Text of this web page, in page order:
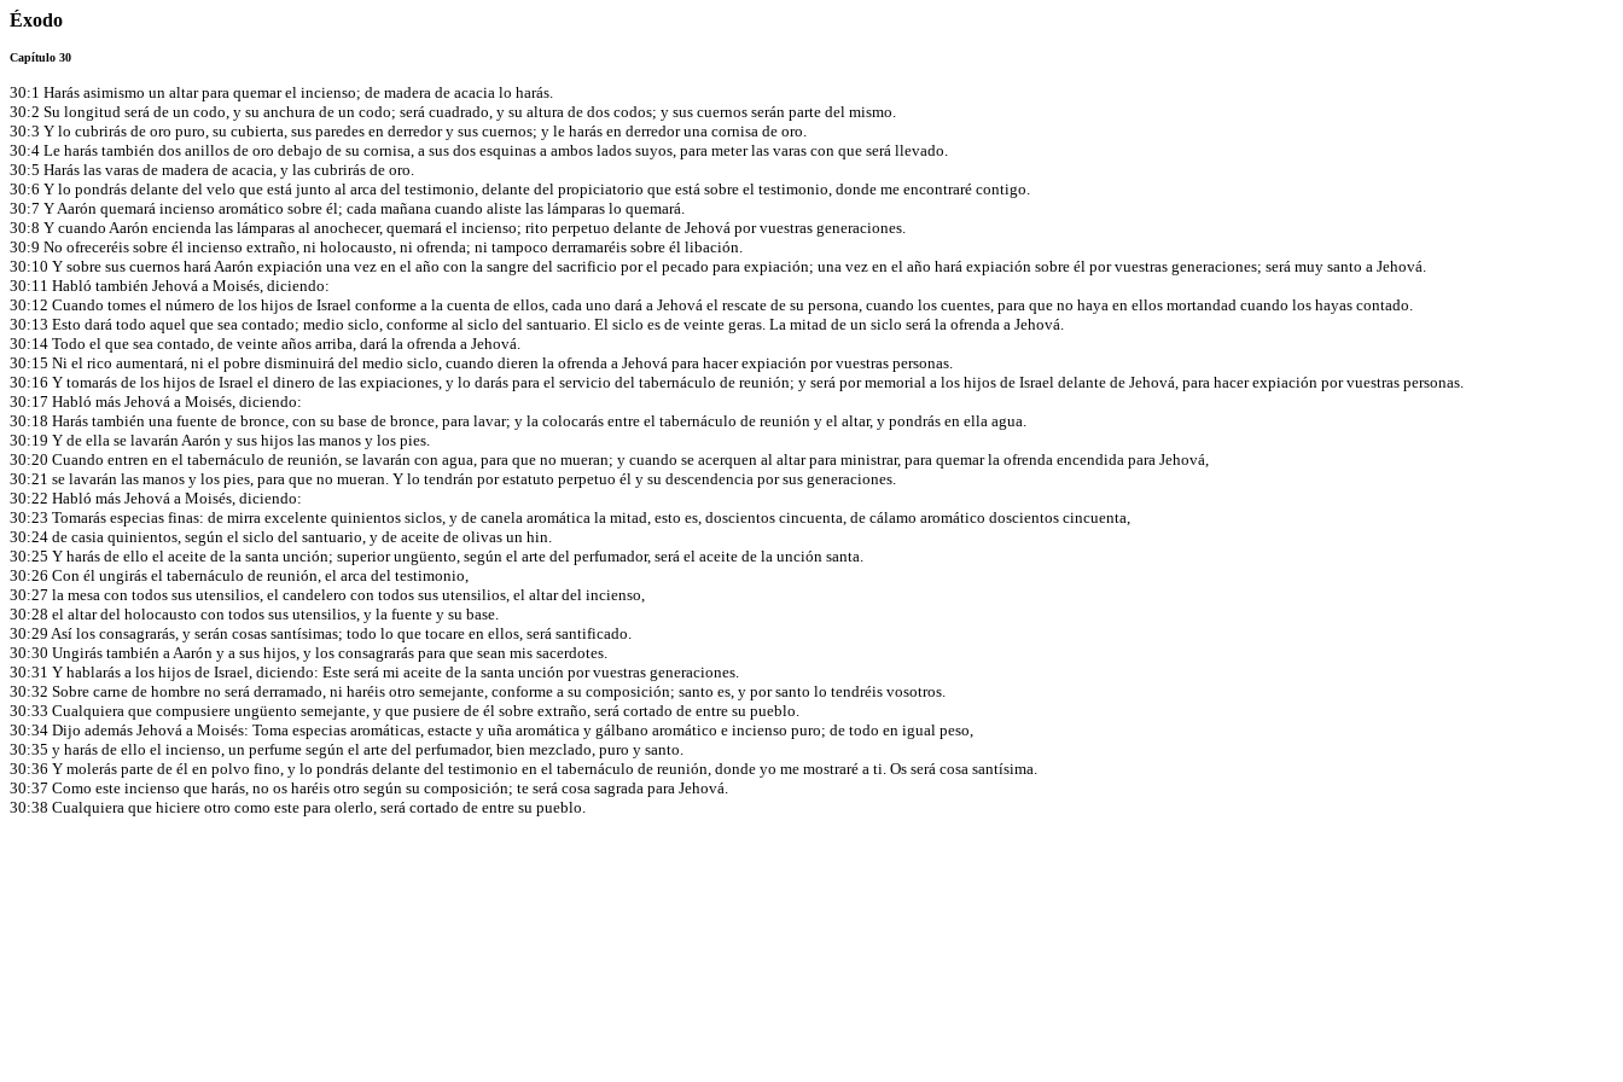
Éxodo
Capítulo 30
30:1 Harás asimismo un altar para quemar el incienso; de madera de acacia lo harás.
30:2 Su longitud será de un codo, y su anchura de un codo; será cuadrado, y su altura de dos codos; y sus cuernos serán parte del mismo.
30:3 Y lo cubrirás de oro puro, su cubierta, sus paredes en derredor y sus cuernos; y le harás en derredor una cornisa de oro.
30:4 Le harás también dos anillos de oro debajo de su cornisa, a sus dos esquinas a ambos lados suyos, para meter las varas con que será llevado.
30:5 Harás las varas de madera de acacia, y las cubrirás de oro.
30:6 Y lo pondrás delante del velo que está junto al arca del testimonio, delante del propiciatorio que está sobre el testimonio, donde me encontraré contigo.
30:7 Y Aarón quemará incienso aromático sobre él; cada mañana cuando aliste las lámparas lo quemará.
30:8 Y cuando Aarón encienda las lámparas al anochecer, quemará el incienso; rito perpetuo delante de Jehová por vuestras generaciones.
30:9 No ofreceréis sobre él incienso extraño, ni holocausto, ni ofrenda; ni tampoco derramaréis sobre él libación.
30:10 Y sobre sus cuernos hará Aarón expiación una vez en el año con la sangre del sacrificio por el pecado para expiación; una vez en el año hará expiación sobre él por vuestras generaciones; será muy santo a Jehová.
30:11 Habló también Jehová a Moisés, diciendo:
30:12 Cuando tomes el número de los hijos de Israel conforme a la cuenta de ellos, cada uno dará a Jehová el rescate de su persona, cuando los cuentes, para que no haya en ellos mortandad cuando los hayas contado.
30:13 Esto dará todo aquel que sea contado; medio siclo, conforme al siclo del santuario. El siclo es de veinte geras. La mitad de un siclo será la ofrenda a Jehová.
30:14 Todo el que sea contado, de veinte años arriba, dará la ofrenda a Jehová.
30:15 Ni el rico aumentará, ni el pobre disminuirá del medio siclo, cuando dieren la ofrenda a Jehová para hacer expiación por vuestras personas.
30:16 Y tomarás de los hijos de Israel el dinero de las expiaciones, y lo darás para el servicio del tabernáculo de reunión; y será por memorial a los hijos de Israel delante de Jehová, para hacer expiación por vuestras personas.
30:17 Habló más Jehová a Moisés, diciendo:
30:18 Harás también una fuente de bronce, con su base de bronce, para lavar; y la colocarás entre el tabernáculo de reunión y el altar, y pondrás en ella agua.
30:19 Y de ella se lavarán Aarón y sus hijos las manos y los pies.
30:20 Cuando entren en el tabernáculo de reunión, se lavarán con agua, para que no mueran; y cuando se acerquen al altar para ministrar, para quemar la ofrenda encendida para Jehová,
30:21 se lavarán las manos y los pies, para que no mueran. Y lo tendrán por estatuto perpetuo él y su descendencia por sus generaciones.
30:22 Habló más Jehová a Moisés, diciendo:
30:23 Tomarás especias finas: de mirra excelente quinientos siclos, y de canela aromática la mitad, esto es, doscientos cincuenta, de cálamo aromático doscientos cincuenta,
30:24 de casia quinientos, según el siclo del santuario, y de aceite de olivas un hin.
30:25 Y harás de ello el aceite de la santa unción; superior ungüento, según el arte del perfumador, será el aceite de la unción santa.
30:26 Con él ungirás el tabernáculo de reunión, el arca del testimonio,
30:27 la mesa con todos sus utensilios, el candelero con todos sus utensilios, el altar del incienso,
30:28 el altar del holocausto con todos sus utensilios, y la fuente y su base.
30:29 Así los consagrarás, y serán cosas santísimas; todo lo que tocare en ellos, será santificado.
30:30 Ungirás también a Aarón y a sus hijos, y los consagrarás para que sean mis sacerdotes.
30:31 Y hablarás a los hijos de Israel, diciendo: Este será mi aceite de la santa unción por vuestras generaciones.
30:32 Sobre carne de hombre no será derramado, ni haréis otro semejante, conforme a su composición; santo es, y por santo lo tendréis vosotros.
30:33 Cualquiera que compusiere ungüento semejante, y que pusiere de él sobre extraño, será cortado de entre su pueblo.
30:34 Dijo además Jehová a Moisés: Toma especias aromáticas, estacte y uña aromática y gálbano aromático e incienso puro; de todo en igual peso,
30:35 y harás de ello el incienso, un perfume según el arte del perfumador, bien mezclado, puro y santo.
30:36 Y molerás parte de él en polvo fino, y lo pondrás delante del testimonio en el tabernáculo de reunión, donde yo me mostraré a ti. Os será cosa santísima.
30:37 Como este incienso que harás, no os haréis otro según su composición; te será cosa sagrada para Jehová.
30:38 Cualquiera que hiciere otro como este para olerlo, será cortado de entre su pueblo.